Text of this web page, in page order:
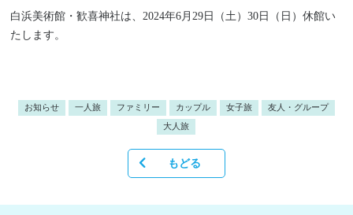
白浜美術館・歓喜神社は、2024年6月29日（土）30日（日）休館い
たします。
お知らせ 一人旅 ファミリー カップル 女子旅 友人・グループ
大人旅
もどる